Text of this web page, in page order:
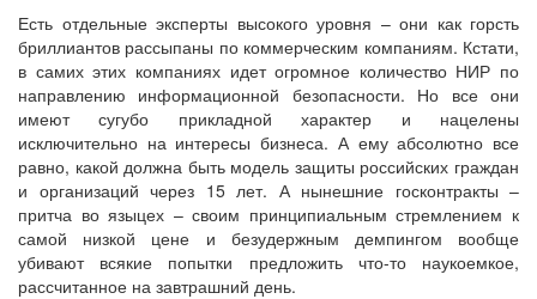
Есть отдельные эксперты высокого уровня – они как горсть
бриллиантов рассыпаны по коммерческим компаниям. Кстати,
в самих этих компаниях идет огромное количество НИР по
направлению информационной безопасности. Но все они
имеют сугубо прикладной характер и нацелены
исключительно на интересы бизнеса. А ему абсолютно все
равно, какой должна быть модель защиты российских граждан
и организаций через 15 лет. А нынешние госконтракты –
притча во языцех – своим принципиальным стремлением к
самой низкой цене и безудержным демпингом вообще
убивают всякие попытки предложить что-то наукоемкое,
рассчитанное на завтрашний день.